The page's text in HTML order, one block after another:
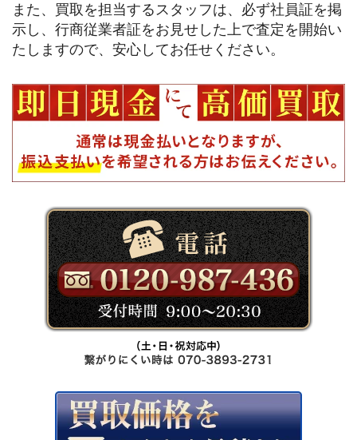
また、買取を担当するスタッフは、必ず社員証を掲
示し、行商従業者証をお見せした上で査定を開始い
たしますので、安心してお任せください。